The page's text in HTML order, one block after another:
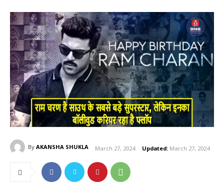
By AKANSHA SHUKLA March 27, 2024 Updated: March 27, 2024